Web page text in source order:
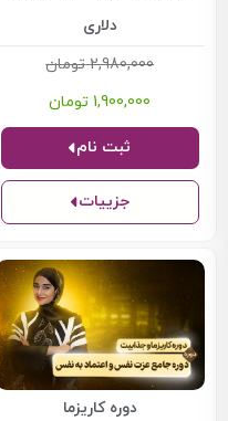
دلاری
2,980,000 تومان
1,900,000 تومان
جزییات
ثبت نام
دوره کاریزما